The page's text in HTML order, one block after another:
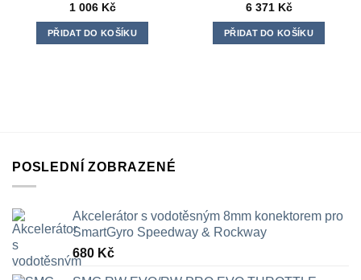
1 006 Kč
PŘIDAT DO KOŠÍKU
6 371 Kč
PŘIDAT DO KOŠÍKU
POSLEDNÍ ZOBRAZENÉ
Akcelerátor s vodotěsným 8mm konektorem pro
SmartGyro Speedway & Rockway
680 Kč